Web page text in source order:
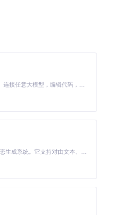
Claude Code 的开源替代方案。连接任意大模型，编辑代码，运行命令，自动验证 — 全自动执行。用 Rust 构建，极致性能。 ｜ An open-source alternative to Claude Code. Connect any LLM, edit code, run commands, and verify changes — autonomously. Built in Rust for speed. Get Started
MiniMax H3 是一个通用的全模态生成系统。它支持对由文本、图像、视频和音频组成的多模态上下文进行统一理解，并能生成分辨率高达 2K、时长可达 15 秒的带原生立体声音频的视频。得益于面向任务泛化的系统设计，H3 在预训练阶段就已具备广泛的多模态上下文理解与生成能力，能够出色地执行复杂的多模态指令。